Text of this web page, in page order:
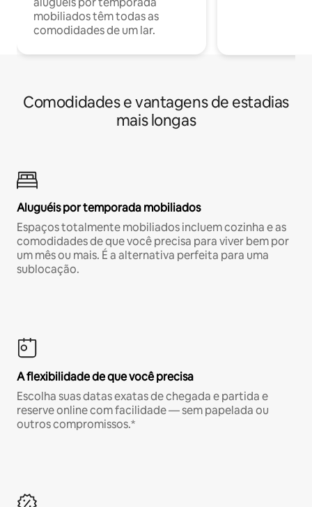
mobiliados têm todas as
comodidades de um lar.
Comodidades e vantagens de estadias
mais longas
Aluguéis por temporada mobiliados
Espaços totalmente mobiliados incluem cozinha e as
comodidades de que você precisa para viver bem por
um mês ou mais. É a alternativa perfeita para uma
sublocação.
A flexibilidade de que você precisa
Escolha suas datas exatas de chegada e partida e
reserve online com facilidade — sem papelada ou
outros compromissos.*